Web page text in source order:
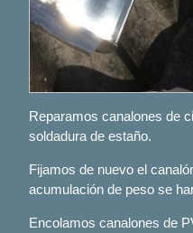
Reparamos canalones de
soldadura de estaño.
Fijamos de nuevo el
acumulación de peso se
Encolamos canalones de